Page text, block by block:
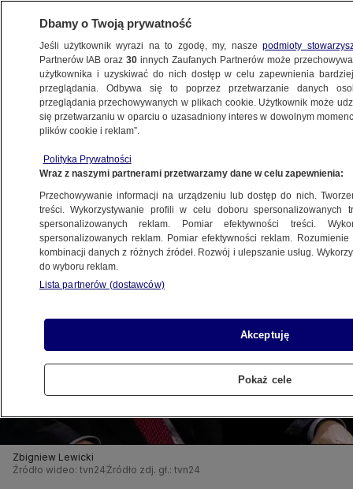
PROGRAMY
3.10.2013, 08:35
Udostępnij
Zbigniew Lewicki
Źródło wideo: tvn24 Źródło zdj. gł.: tvn24
Dbamy o Twoją prywatność
Jeśli użytkownik wyrazi na to zgodę, my, naszepodmioty
Partnerów IAB oraz30 innych Zaufanych Partnerów może
użytkownika i uzyskiwać do nich dostęp w celu zapewnienia
przeglądania. Odbywa się to poprzez przetwarzanie danych
przeglądania przechowywanych w plikach cookie. Użytkownik może
się przetwarzaniu w oparciu o uzasadniony interes w dowolnym
plików cookie i reklam”.
Polityka Prywatności
Wraz z naszymi partnerami przetwarzamy dane w celu zapewnienia:
Przechowywanie informacji na urządzeniu lub dostęp do nich.
treści. Wykorzystywanie profili w celu doboru spersonalizowanych
spersonalizowanych reklam. Pomiar efektywności treści.
spersonalizowanych reklam. Pomiar efektywności reklam.
kombinacji danych z różnych źródeł. Rozwój i ulepszanie usług.
do wyboru reklam.
Lista partnerów (dostawców)
Akceptuję
Pokaż cele